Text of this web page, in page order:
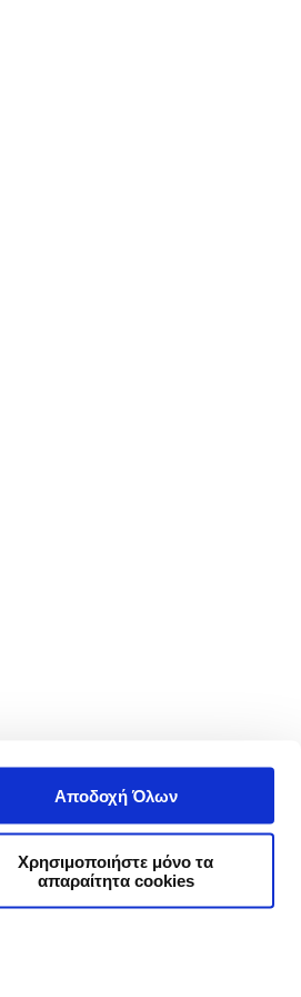
Αποδοχή Όλων
Χρησιμοποιήστε μόνο τα
απαραίτητα cookies